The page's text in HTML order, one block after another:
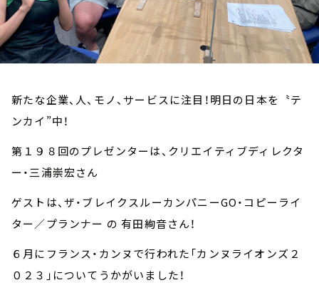
新たな企業、人、モノ、サービスに注目！明日の日本を〝テ
ンカイ”中！
第１９８回のプレゼンターは、クリエイティブディレクタ
ー・三浦崇宏さん
ゲストは、ザ・ブレイクスルーカンパニーGO・コピーライ
ター／プランナー の 有田絢音さん！
６月にフランス・カンヌで行われた「カンヌライオンズ２
０２３」についてうかがいました！